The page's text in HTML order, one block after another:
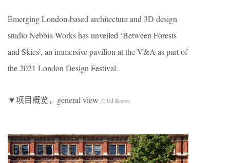
Emerging London-based architecture and 3D design
studio Nebbia Works has unveiled ‘Between Forests
and Skies’, an immersive pavilion at the V&A as part of
the 2021 London Design Festival.
▼项目概览，general view © Ed Reeve